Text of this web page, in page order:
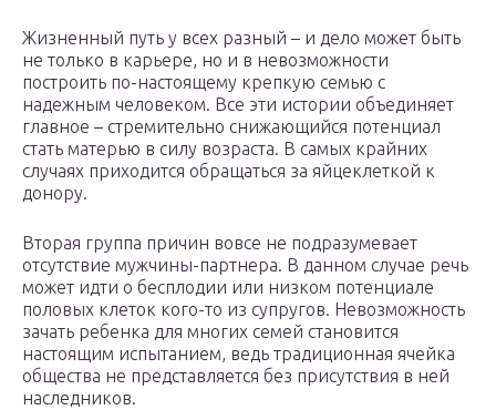
Жизненный путь у всех разный – и дело может быть
не только в карьере, но и в невозможности
построить по-настоящему крепкую семью с
надежным человеком. Все эти истории объединяет
главное – стремительно снижающийся потенциал
стать матерью в силу возраста. В самых крайних
случаях приходится обращаться за яйцеклеткой к
донору.
Вторая группа причин вовсе не подразумевает
отсутствие мужчины-партнера. В данном случае речь
может идти о бесплодии или низком потенциале
половых клеток кого-то из супругов. Невозможность
зачать ребенка для многих семей становится
настоящим испытанием, ведь традиционная ячейка
общества не представляется без присутствия в ней
наследников.